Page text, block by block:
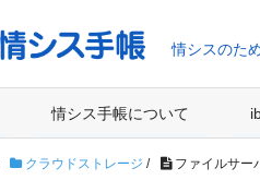
情シスのた
情シス手帳について
クラウドストレージ / ファイルサー